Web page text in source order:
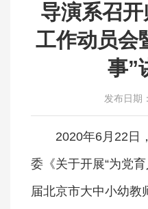
导演系召
工作动员会
事”
发布日期
2020年6月22日
委《关于开展“为党
届北京市大中小幼教